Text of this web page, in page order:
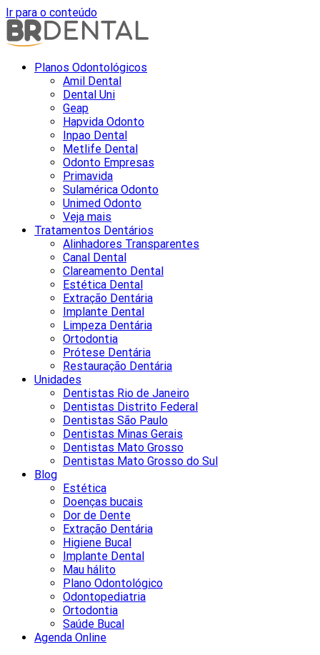
Ir para o conteúdo
Planos Odontológicos
Amil Dental
Dental Uni
Geap
Hapvida Odonto
Inpao Dental
Metlife Dental
Odonto Empresas
Primavida
Sulamérica Odonto
Unimed Odonto
Veja mais
Tratamentos Dentários
Alinhadores Transparentes
Canal Dental
Clareamento Dental
Estética Dental
Extração Dentária
Implante Dental
Limpeza Dentária
Ortodontia
Prótese Dentária
Restauração Dentária
Unidades
Dentistas Rio de Janeiro
Dentistas Distrito Federal
Dentistas São Paulo
Dentistas Minas Gerais
Dentistas Mato Grosso
Dentistas Mato Grosso do Sul
Blog
Estética
Doenças bucais
Dor de Dente
Extração Dentária
Higiene Bucal
Implante Dental
Mau hálito
Plano Odontológico
Odontopediatria
Ortodontia
Saúde Bucal
Agenda Online